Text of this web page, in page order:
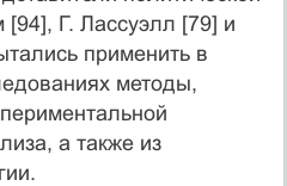
Г. Лассуэлл [79] и
применить в
методы,
а также из